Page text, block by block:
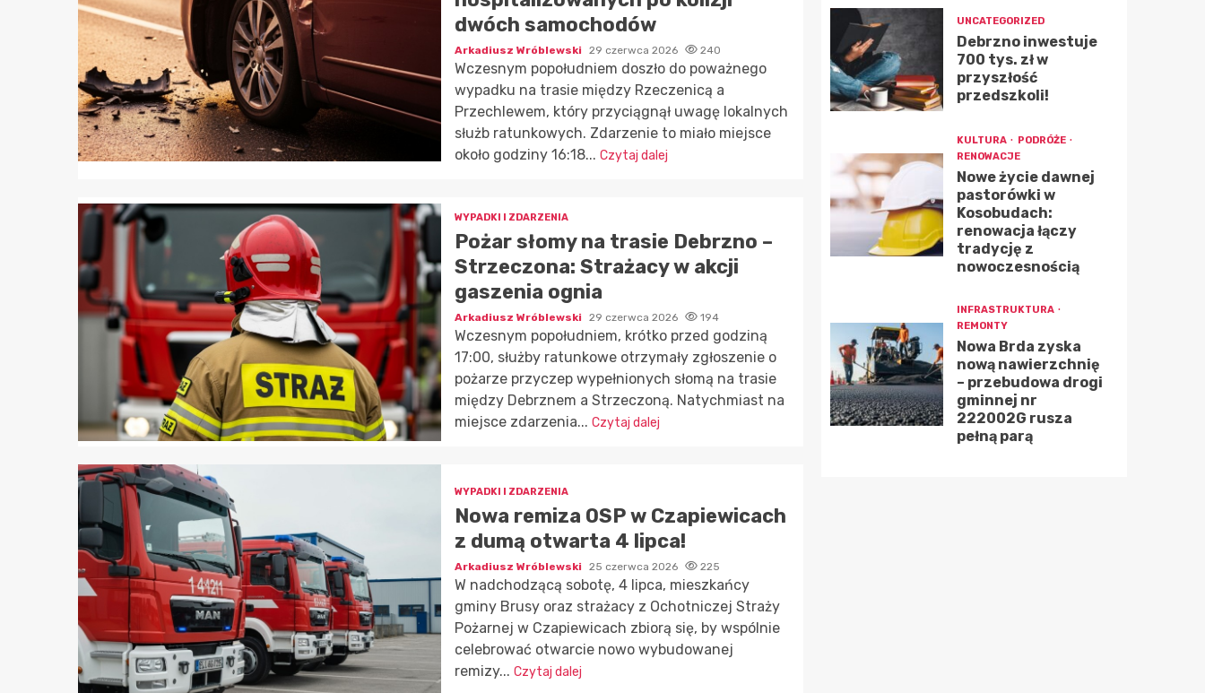
dwóch samochodów
Arkadiusz Wróblewski 29 czerwca 2026 240
Wczesnym popołudniem doszło do poważnego
wypadku na trasie między Rzeczenicą a
Przechlewem, który przyciągnął uwagę lokalnych
służb ratunkowych. Zdarzenie to miało miejsce
około godziny 16:18... Czytaj dalej
WYPADKI I ZDARZENIA
Pożar słomy na trasie Debrzno –
Strzeczona: Strażacy w akcji
gaszenia ognia
Arkadiusz Wróblewski 29 czerwca 2026 194
Wczesnym popołudniem, krótko przed godziną
17:00, służby ratunkowe otrzymały zgłoszenie o
pożarze przyczep wypełnionych słomą na trasie
między Debrznem a Strzeczoną. Natychmiast na
miejsce zdarzenia... Czytaj dalej
WYPADKI I ZDARZENIA
Nowa remiza OSP w Czapiewicach
z dumą otwarta 4 lipca!
Arkadiusz Wróblewski 25 czerwca 2026 225
W nadchodzącą sobotę, 4 lipca, mieszkańcy
gminy Brusy oraz strażacy z Ochotniczej Straży
Pożarnej w Czapiewicach zbiorą się, by wspólnie
celebrować otwarcie nowo wybudowanej
remizy... Czytaj dalej
UNCATEGORIZED
Debrzno inwestuje
700 tys. zł w
przyszłość
przedszkoli!
KULTURA
PODRÓŻE
RENOWACJE
Nowe życie dawnej
pastorówki w
Kosobudach:
renowacja łączy
tradycję z
nowoczesnością
INFRASTRUKTURA
REMONTY
Nowa Brda zyska
nową nawierzchnię
– przebudowa drogi
gminnej nr
222002G rusza
pełną parą